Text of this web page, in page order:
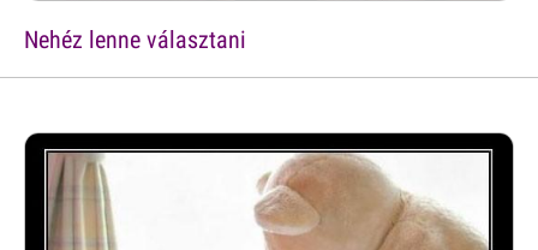
Nehéz lenne választani